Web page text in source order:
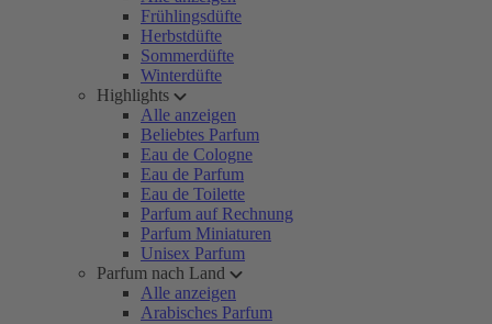
Frühlingsdüfte
Herbstdüfte
Sommerdüfte
Winterdüfte
Highlights
Alle anzeigen
Beliebtes Parfum
Eau de Cologne
Eau de Parfum
Eau de Toilette
Parfum auf Rechnung
Parfum Miniaturen
Unisex Parfum
Parfum nach Land
Alle anzeigen
Arabisches Parfum